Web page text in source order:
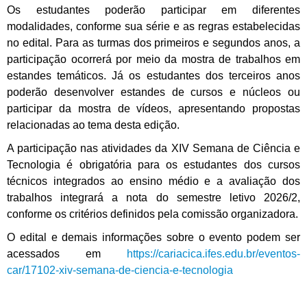
Os estudantes poderão participar em diferentes
modalidades, conforme sua série e as regras estabelecidas
no edital. Para as turmas dos primeiros e segundos anos, a
participação ocorrerá por meio da mostra de trabalhos em
estandes temáticos. Já os estudantes dos terceiros anos
poderão desenvolver estandes de cursos e núcleos ou
participar da mostra de vídeos, apresentando propostas
relacionadas ao tema desta edição.
A participação nas atividades da XIV Semana de Ciência e
Tecnologia é obrigatória para os estudantes dos cursos
técnicos integrados ao ensino médio e a avaliação dos
trabalhos integrará a nota do semestre letivo 2026/2,
conforme os critérios definidos pela comissão organizadora.
O edital e demais informações sobre o evento podem ser
acessados em
https://cariacica.ifes.edu.br/eventos-
car/17102-xiv-semana-de-ciencia-e-tecnologia